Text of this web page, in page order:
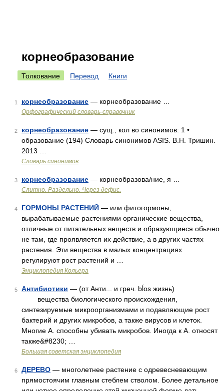
корнеобразование
Толкование Перевод Книги
1 корнеобразование — корнеобразование …
Орфографический словарь-справочник
2 корнеобразование — сущ., кол во синонимов: 1 •
образование (194) Словарь синонимов ASIS. В.Н. Тришин.
2013 …
Словарь синонимов
3 корнеобразование — корнеобразова/ние, я …
Слитно. Раздельно. Через дефис.
4 ГОРМОНЫ РАСТЕНИЙ — или фитогормоны,
вырабатываемые растениями органические вещества,
отличные от питательных веществ и образующиеся обычно
не там, где проявляется их действие, а в других частях
растения. Эти вещества в малых концентрациях
регулируют рост растений и …
Энциклопедия Кольера
5 Антибиотики — (от Анти... и греч. bĺоs жизнь)
вещества биологического происхождения,
синтезируемые микроорганизмами и подавляющие рост
бактерий и других микробов, а также вирусов и клеток.
Многие А. способны убивать микробов. Иногда к А. относят
также&#8230; …
Большая советская энциклопедия
6 ДЕРЕВО — многолетнее растение с одревесневающим
прямостоячим главным стеблем стволом. Более детальное